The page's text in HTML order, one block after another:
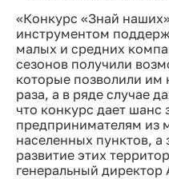
«Конкурс «Знай
инструментом
малых и средних
сезонов получили
которые позволили им
раза, а в ряде случае
что конкурс дает шанс
предпринимателям из
населенных пунктов, а
развитие этих
генеральный директор